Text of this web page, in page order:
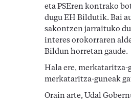
eta PSEren kontrako
dugu EH Bildutik. Bai
sakontzen jarraituko
interes orokorraren
Bildun horretan gaude.
Hala ere, merkataritza-
merkataritza-guneak
Orain arte, Udal